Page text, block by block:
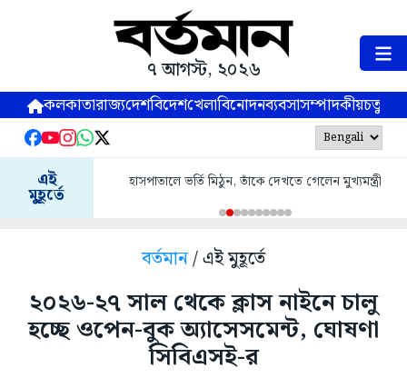
৭ আগস্ট, ২০২৬
কলকাতারাজ্যদেশবিদেশখেলাবিনোদনব্যবসাসম্পাদকীয়
এই
মুহূর্তে
হাসপাতালে ভর্তি মিঠুন, তাঁকে দেখতে গেলেন মুখ্যমন্ত্রী
বর্তমান/ এই মুহূর্তে
২০২৬-২৭ সাল থেকে ক্লাস নাইনে চালু
হচ্ছে ওপেন-বুক অ্যাসেসমেন্ট, ঘোষণা
সিবিএসই-র